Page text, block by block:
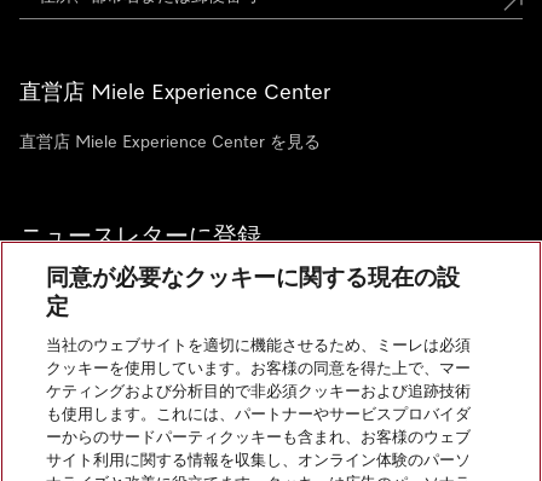
直営店 Miele Experience Center
直営店 Miele Experience Center を見る
ニュースレターに登録
お問い合わせ
InstagramのMiele
YoutubeのMiele
同意が必要なクッキーに関する現在の設
定
当社のウェブサイトを適切に機能させるため、ミーレは必須
クッキーを使用しています。お客様の同意を得た上で、マー
ケティングおよび分析目的で非必須クッキーおよび追跡技術
も使用します。これには、パートナーやサービスプロバイダ
ーからのサードパーティクッキーも含まれ、お客様のウェブ
サイト利用に関する情報を収集し、オンライン体験のパーソ